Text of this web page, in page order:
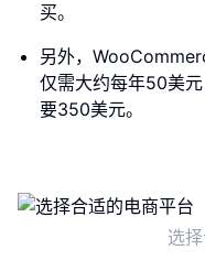
买。
另外，
仅需大约每年50美
要350美元。
选